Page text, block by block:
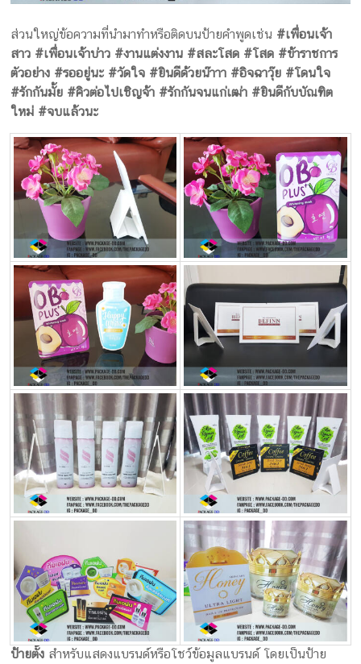
ส่วนใหญ่ข้อความที่นำมาทำหรือติดบนป้ายคำพูดเช่น #เพื่อนเจ้า
สาว #เพื่อนเจ้าบ่าว #งานแต่งงาน #สละโสด #โสด #ข้าราชการ
ตัวอย่าง #รออยู่นะ #วัดใจ #ยินดีด้วยน๊าาา #อิจฉาวุ๊ย #โดนใจ
#รักกันมั้ย #คิวต่อไปเชิญจ้า #รักกันจนแก่เฒ่า #ยินดีกับบัณฑิต
ใหม่ #จบแล้วนะ
ป้ายตั้ง สำหรับแสดงแบรนด์หรือโชว์ข้อมูลแบรนด์ โดยเป็นป้าย